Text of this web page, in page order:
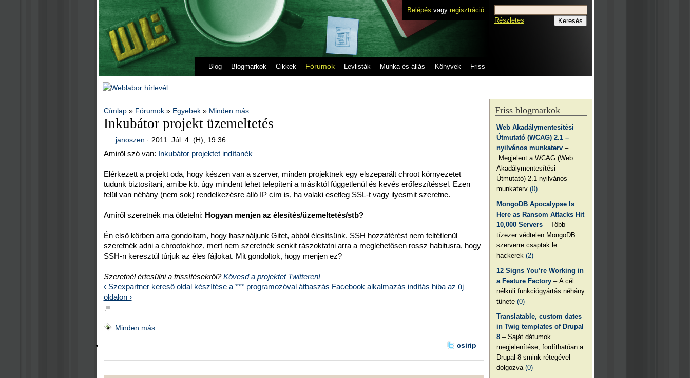
Belépés vagy regisztráció
Blog Blogmarkok Cikkek Fórumok Levlisták Munka és állás Könyvek Friss
Részletes
Címlap» Fórumok» Egyebek» Minden más
Inkubátor projekt üzemeltetés
janoszen · 2011. Júl. 4. (H), 19.36
Amiről szó van: Inkubátor projektet indítanék
Elérkezett a projekt oda, hogy készen van a szerver, minden projektnek egy elszeparált chroot környezetet
tudunk biztosítani, amibe kb. úgy mindent lehet telepíteni a másiktól függetlenül és kevés erőfeszítéssel. Ezen
felül van néhány (nem sok) rendelkezésre álló IP cím is, ha valaki esetleg SSL-t vagy ilyesmit szeretne.
Amiről szeretnék ma ötletelni: Hogyan menjen az élesítés/üzemeltetés/stb?
Én első körben arra gondoltam, hogy használjunk Gitet, abból élesítsünk. SSH hozzáférést nem feltétlenül
szeretnék adni a chrootokhoz, mert nem szeretnék senkit rászoktatni arra a meglehetősen rossz habitusra, hogy
SSH-n keresztül túrjuk az éles fájlokat. Mit gondoltok, hogy menjen ez?
Szeretnél értesülni a frissítésekről?Kövesd a projektet Twitteren!
‹ Szexpartner kereső oldal készítése a *** programozóval átbaszás Facebook alkalmazás indítás hiba az új
oldalon ›
■
Minden más
csirip
Friss blogmarkok
Web Akadálymentesítési
Útmutató (WCAG) 2.1 –
nyilvános munkaterv –
Megjelent a WCAG (Web
Akadálymentesítési
Útmutató) 2.1 nyilvános
munkaterv(0)
MongoDB Apocalypse Is
Here as Ransom Attacks Hit
10,000 Servers – Több
tízezer védtelen MongoDB
szerverre csaptak le
hackerek(2)
12 Signs You’re Working in
a Feature Factory – A cél
nélküli funkciógyártás néhány
tünete(0)
Translatable, custom dates
in Twig templates of Drupal
8 – Saját dátumok
megjelenítése, fordíthatóan a
Drupal 8 smink rétegével
dolgozva(0)